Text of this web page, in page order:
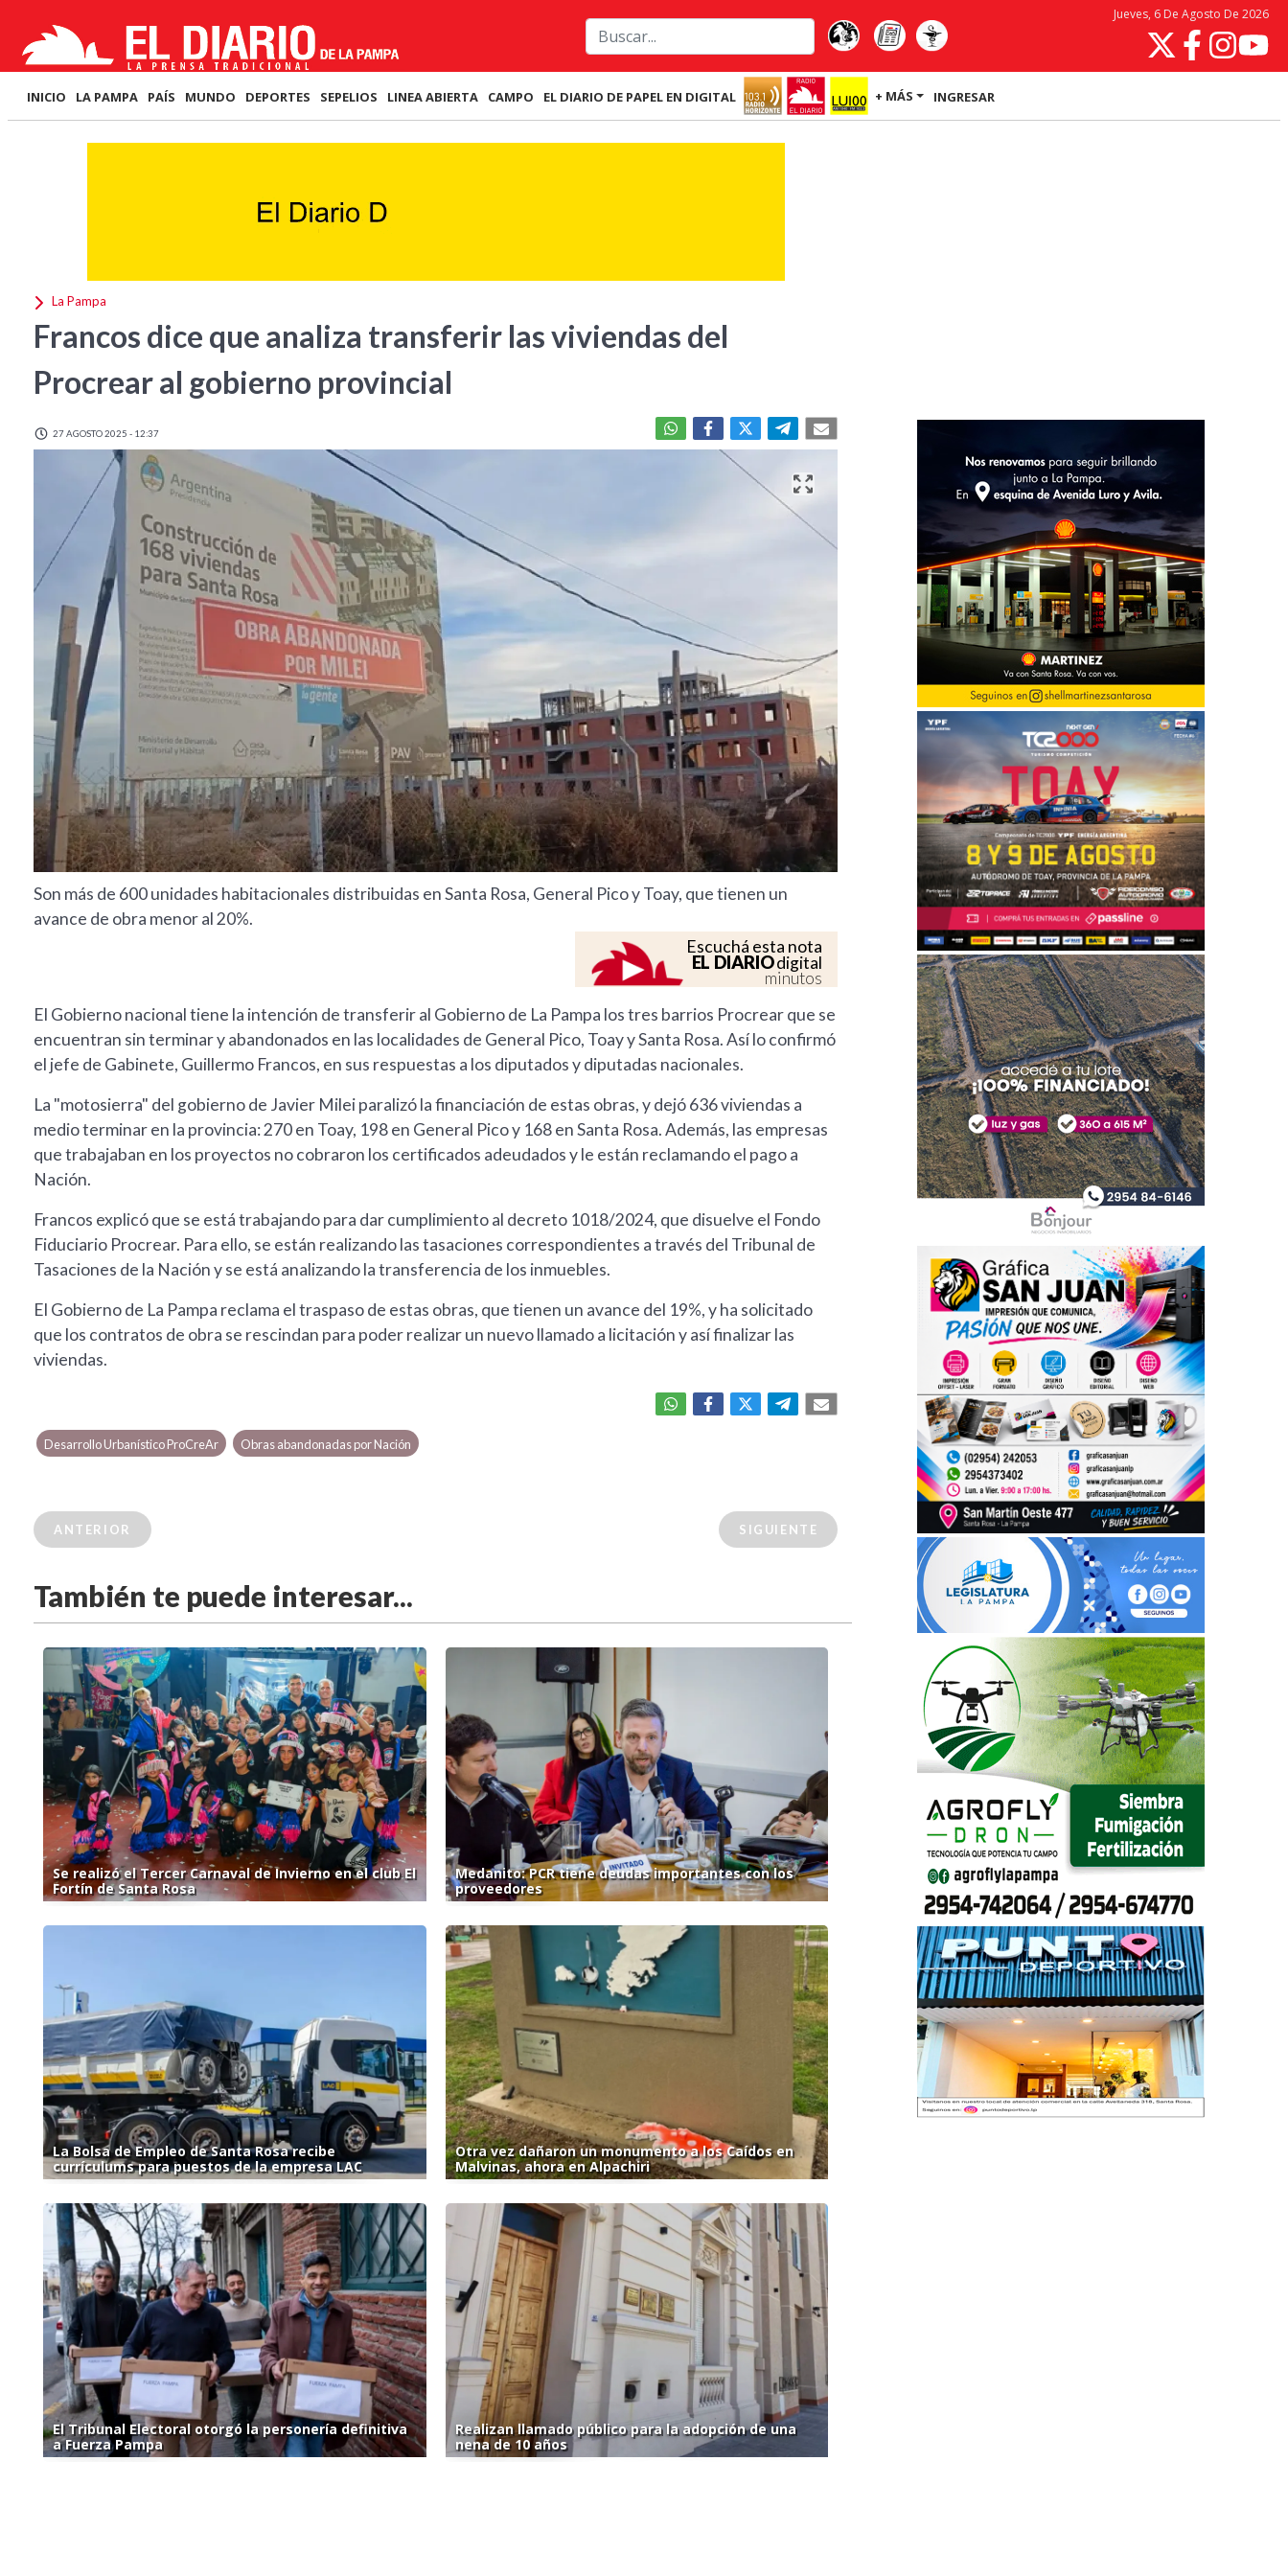
Jueves, 6 De Agosto De 2026
INICIO LA PAMPA PAÍS MUNDO DEPORTES SEPELIOS LINEA ABIERTA CAMPO EL DIARIO DE PAPEL EN DIGITAL + MÁS INGRESAR
La Pampa
Francos dice que analiza transferir las viviendas del
Procrear al gobierno provincial
27 AGOSTO 2025 - 12:37
Son más de 600 unidades habitacionales distribuidas en Santa Rosa, General Pico y Toay, que tienen un
avance de obra menor al 20%.
Escuchá esta nota
EL DIARIOdigital
minutos
El Gobierno nacional tiene la intención de transferir al Gobierno de La Pampa los tres barrios Procrear que se
encuentran sin terminar y abandonados en las localidades de General Pico, Toay y Santa Rosa. Así lo confirmó
el jefe de Gabinete, Guillermo Francos, en sus respuestas a los diputados y diputadas nacionales.
La "motosierra" del gobierno de Javier Milei paralizó la financiación de estas obras, y dejó 636 viviendas a
medio terminar en la provincia: 270 en Toay, 198 en General Pico y 168 en Santa Rosa. Además, las empresas
que trabajaban en los proyectos no cobraron los certificados adeudados y le están reclamando el pago a
Nación.
Francos explicó que se está trabajando para dar cumplimiento al decreto 1018/2024, que disuelve el Fondo
Fiduciario Procrear. Para ello, se están realizando las tasaciones correspondientes a través del Tribunal de
Tasaciones de la Nación y se está analizando la transferencia de los inmuebles.
El Gobierno de La Pampa reclama el traspaso de estas obras, que tienen un avance del 19%, y ha solicitado
que los contratos de obra se rescindan para poder realizar un nuevo llamado a licitación y así finalizar las
viviendas.
Desarrollo Urbanístico ProCreAr Obras abandonadas por Nación
ANTERIOR SIGUIENTE
También te puede interesar...
Se realizó el Tercer Carnaval de Invierno en el club El
Fortín de Santa Rosa
Medanito: PCR tiene deudas importantes con los
proveedores
La Bolsa de Empleo de Santa Rosa recibe
currículums para puestos de la empresa LAC
Otra vez dañaron un monumento a los Caídos en
Malvinas, ahora en Alpachiri
El Tribunal Electoral otorgó la personería definitiva
a Fuerza Pampa
Realizan llamado público para la adopción de una
nena de 10 años